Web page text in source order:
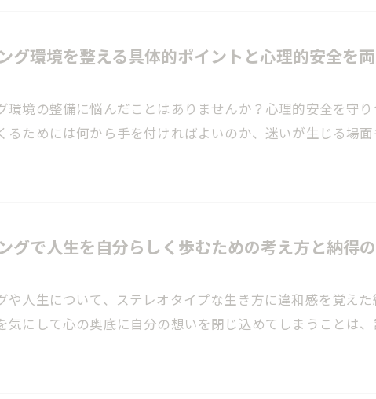
グ環境を整える具体的ポイントと心理的安全を
環境の整備に悩んだことはありませんか？心理的安全を守
るためには何から手を付ければよいのか、迷いが生じる場
グで人生を自分らしく歩むための考え方と納得
や人生について、ステレオタイプな生き方に違和感を覚え
気にして心の奥底に自分の想いを閉じ込めてしまうことは